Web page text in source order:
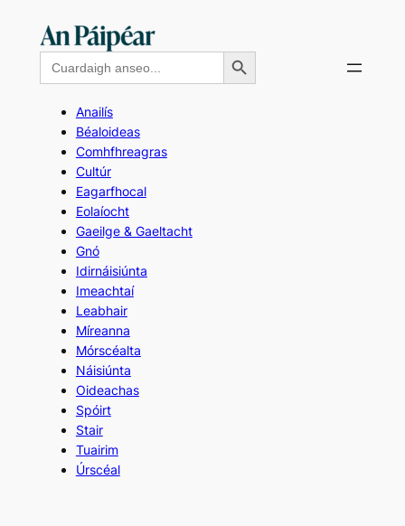
contentSearch
for:
Search Button
Anailís
Béaloideas
Comhfhreagras
Cultúr
Eagarfhocal
Eolaíocht
Gaeilge & Gaeltacht
Gnó
Idirnáisiúnta
Imeachtaí
Leabhair
Míreanna
Mórscéalta
Náisiúnta
Oideachas
Spóirt
Stair
Tuairim
Úrscéal